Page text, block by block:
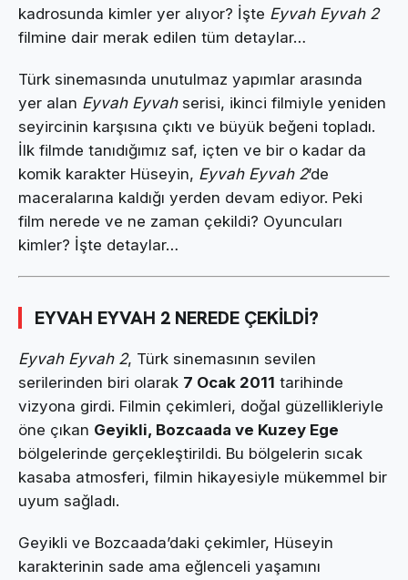
kadrosunda kimler yer alıyor? İşte Eyvah Eyvah 2
filmine dair merak edilen tüm detaylar…
Türk sinemasında unutulmaz yapımlar arasında
yer alan Eyvah Eyvahserisi, ikinci filmiyle yeniden
seyircinin karşısına çıktı ve büyük beğeni topladı.
İlk filmde tanıdığımız saf, içten ve bir o kadar da
komik karakter Hüseyin, Eyvah Eyvah 2’de
maceralarına kaldığı yerden devam ediyor. Peki
film nerede ve ne zaman çekildi? Oyuncuları
kimler? İşte detaylar…
EYVAH EYVAH 2 NEREDE ÇEKİLDİ?
Eyvah Eyvah 2, Türk sinemasının sevilen
serilerinden biri olarak 7 Ocak 2011 tarihinde
vizyona girdi. Filmin çekimleri, doğal güzellikleriyle
öne çıkan Geyikli, Bozcaada ve Kuzey Ege
bölgelerinde gerçekleştirildi. Bu bölgelerin sıcak
kasaba atmosferi, filmin hikayesiyle mükemmel bir
uyum sağladı.
Geyikli ve Bozcaada’daki çekimler, Hüseyin
karakterinin sade ama eğlenceli yaşamını